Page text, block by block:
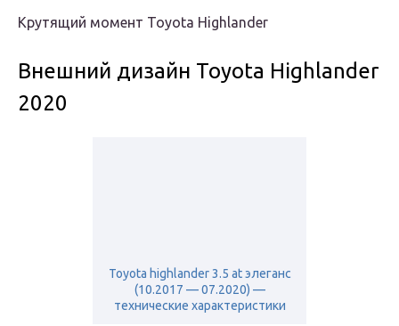
Крутящий момент Toyota Highlander
Внешний дизайн Toyota Highlander
2020
Toyota highlander 3.5 at элеганс
(10.2017 — 07.2020) —
технические характеристики